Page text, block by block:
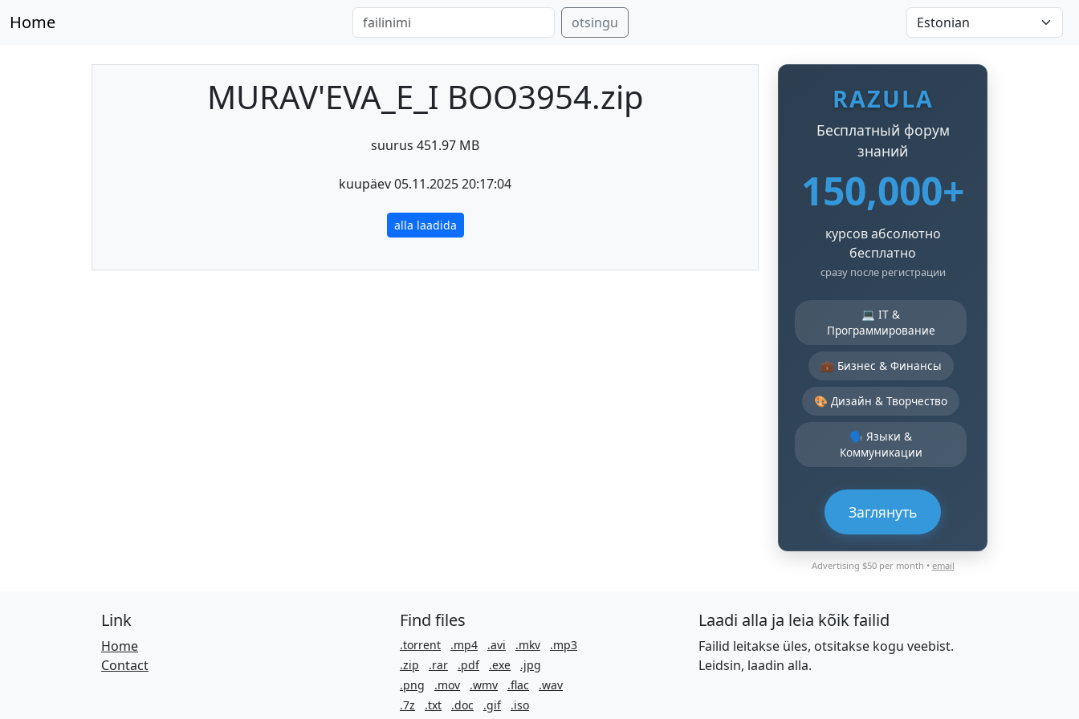
Home otsingu
MURAV'EVA_E_I BOO3954.zip
suurus 451.97 MB
kuupäev 05.11.2025 20:17:04
alla laadida
RAZULA
Бесплатный форум
знаний
150,000+
курсов абсолютно
бесплатно
сразу после регистрации
💻 IT &
Программирование
💼 Бизнес & Финансы
🎨 Дизайн & Творчество
🗣️ Языки &
Коммуникации
Заглянуть
Advertising $50 per month • email
Link
Home
Contact
Find files
.torrent .mp4 .avi .mkv
.mp3
.zip
.rar .pdf .exe
.jpg
.png
.mov .wmv .flac
.wav
.7z
.txt .doc .gif .iso
Laadi alla ja leia kõik failid
Failid leitakse üles, otsitakse kogu veebist.
Leidsin, laadin alla.